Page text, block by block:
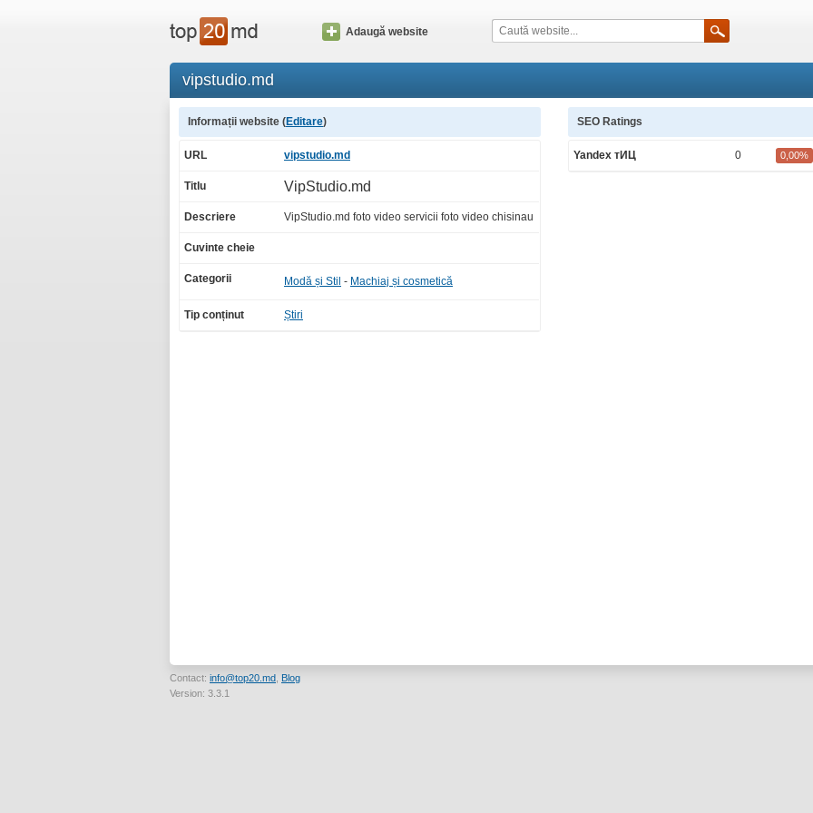
Adaugă website
vipstudio.md
Informații website (Editare)
URL vipstudio.md
Titlu VipStudio.md
Descriere VipStudio.md foto video servicii foto video chisinau
Cuvinte cheie
Categorii Modă și Stil - Machiaj și cosmetică
Tip conținut Știri
SEO Ratings
Yandex тИЦ 0 0,00%
Contact: info@top20.md Blog
Version: 3.3.1